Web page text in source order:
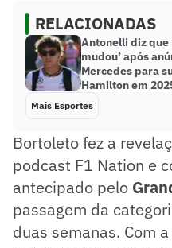
RELACIONADAS
Antonelli diz que
mudou’ após
Mercedes para
Hamilton em
Mais Esportes
Bortoleto fez a
podcast F1 Nation e
antecipado pelo
passagem da
duas semanas. Com